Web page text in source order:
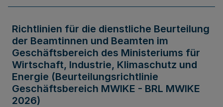
Richtlinien für die dienstliche Beurteilung
der Beamtinnen und Beamten im
Geschäftsbereich des Ministeriums für
Wirtschaft, Industrie, Klimaschutz und
Energie (Beurteilungsrichtlinie
Geschäftsbereich MWIKE - BRL MWIKE
2026)